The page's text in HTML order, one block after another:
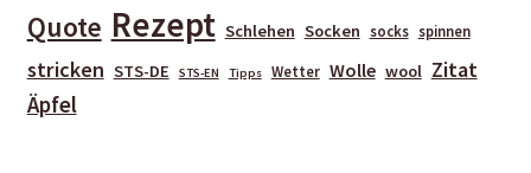
Quote Rezept Schlehen Socken socks spinnen
stricken STS-DE STS-EN Tipps Wetter Wolle wool Zitat
Äpfel